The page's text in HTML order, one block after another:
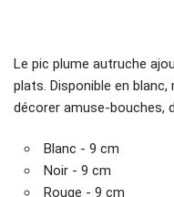
Le pic plume autruche
plats. Disponible en
décorer amuse-bouches,
Blanc - 9 cm
Noir - 9 cm
Rouge - 9 cm